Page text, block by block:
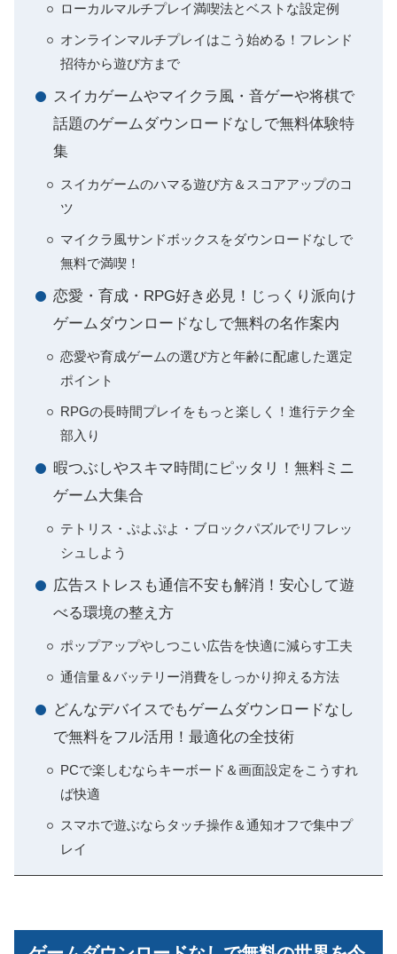
ローカルマルチプレイ満喫法とベストな設定例
オンラインマルチプレイはこう始める！フレンド
招待から遊び方まで
スイカゲームやマイクラ風・音ゲーや将棋で
話題のゲームダウンロードなしで無料体験特
集
スイカゲームのハマる遊び方＆スコアアップのコ
ツ
マイクラ風サンドボックスをダウンロードなしで
無料で満喫！
恋愛・育成・RPG好き必見！じっくり派向け
ゲームダウンロードなしで無料の名作案内
恋愛や育成ゲームの選び方と年齢に配慮した選定
ポイント
RPGの長時間プレイをもっと楽しく！進行テク全
部入り
暇つぶしやスキマ時間にピッタリ！無料ミニ
ゲーム大集合
テトリス・ぷよぷよ・ブロックパズルでリフレッ
シュしよう
広告ストレスも通信不安も解消！安心して遊
べる環境の整え方
ポップアップやしつこい広告を快適に減らす工夫
通信量＆バッテリー消費をしっかり抑える方法
どんなデバイスでもゲームダウンロードなし
で無料をフル活用！最適化の全技術
PCで楽しむならキーボード＆画面設定をこうすれ
ば快適
スマホで遊ぶならタッチ操作＆通知オフで集中プ
レイ